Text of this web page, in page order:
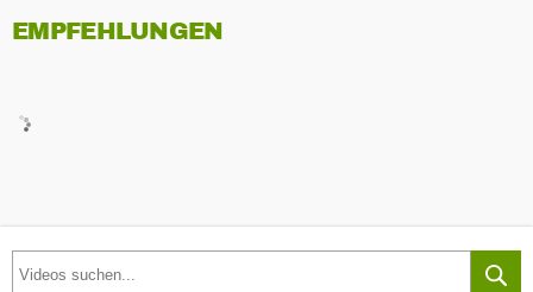
EMPFEHLUNGEN